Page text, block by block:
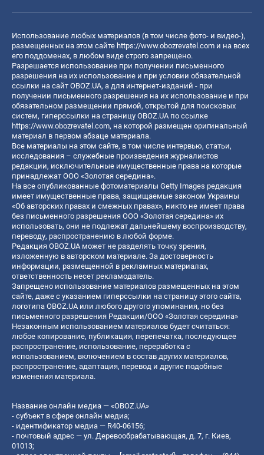
Использование любых материалов (в том числе фото- и видео-),
размещенных на этом сайте https://www.obozrevatel.com и на всех
его поддоменах, в любом виде строго запрещено.
Разрешается использование при получении письменного
разрешения на их использование и при условии обязательной
ссылки на сайт OBOZ.UA, а для интернет-изданий - при
получении письменного разрешения на их использование и при
обязательном размещении прямой, открытой для поисковых
систем, гиперссылки на страницу OBOZ.UA по ссылке
https://www.obozrevatel.com, на которой размещен оригинальный
материал в первом абзаце материала.
Все материалы на этом сайте, в том числе интервью, статьи,
исследования – служебные произведения журналистов
редакции, исключительные имущественные права на которые
принадлежат ООО «Золотая середина».
На все опубликованные фотоматериалы Getty Images редакция
имеет имущественные права, защищаемые законом Украины
«Об авторских правах и смежных правах», никто не имеет права
без письменного разрешения ООО «Золотая середина» их
использовать, они не подлежат дальнейшему воспроизводству,
переводу, распространению в любой форме.
Редакция OBOZ.UA может не разделять точку зрения,
изложенную в авторском материале. За достоверность
информации, размещенной в рекламных материалах,
ответственность несет рекламодатель.
Запрещено использование материалов размещенных на этом
сайте, даже с указанием гиперссылки на страницу этого сайта,
логотипа OBOZ.UA или любого другого упоминания, но без
письменного разрешения Редакции/ООО «Золотая середина»
Незаконным использованием материалов будет считаться:
любое копирование, публикация, перепечатка, последующее
распространение, использование, переработка с
использованием, включением в состав других материалов,
распространение, адаптация, перевод и другие подобные
изменения материала.
Название онлайн медиа — «OBOZ.UA»
- субъект в сфере онлайн медиа;
- идентификатор медиа — R40-06156;
- почтовый адрес — ул. Деревообрабатывающая, д. 7, г. Киев,
01013;